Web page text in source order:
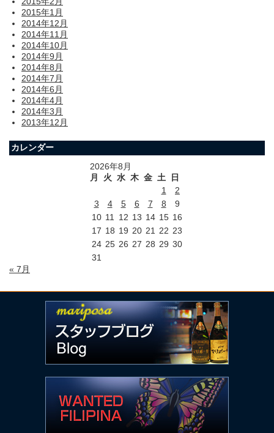
2015年1月
2014年12月
2014年11月
2014年10月
2014年9月
2014年8月
2014年7月
2014年6月
2014年4月
2014年3月
2013年12月
カレンダー
2026年8月
月
火 水 木 金 土
日
1
2
3
4 5 6 7 8
9
10 11 12 13 14 15 16
17 18 19 20 21 22 23
24 25 26 27 28 29 30
31
« 7月